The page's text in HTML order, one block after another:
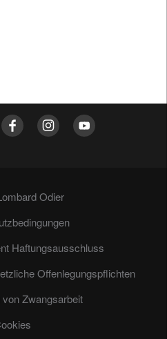
Odier
Haftungsausschluss
Offenlegungspflichten
Zwangsarbeit